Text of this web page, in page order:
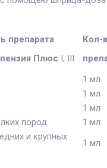
препарата
Плюс I, III
Кол-
1 мл
1 мл
1 мл
пород
1 мл
и крупных
1 мл